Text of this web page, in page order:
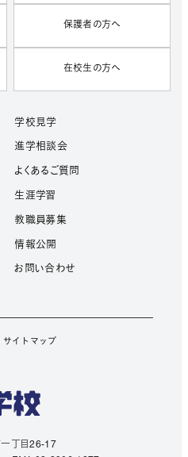
保護者の方へ
在校生の方へ
学校見学
進学相談会
よくあるご質問
生涯学習
教職員募集
情報公開
お問い合わせ
サイトマップ
丁目26-17